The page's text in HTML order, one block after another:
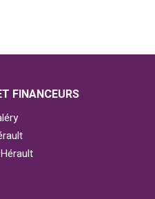
FINANCEURS